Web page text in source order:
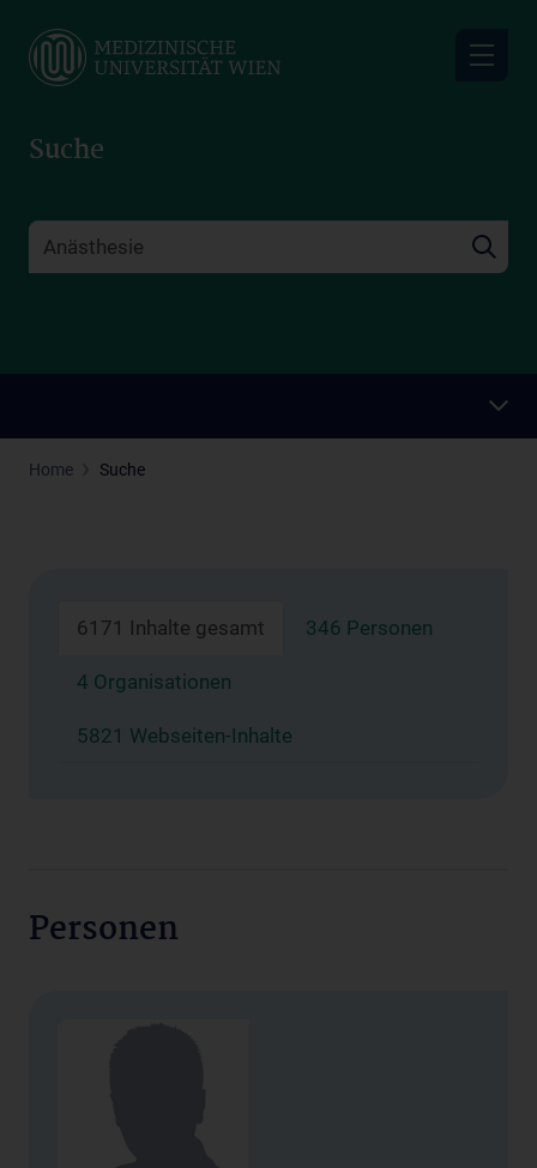
main
Suche
Home Suche
6171 Inhalte gesamt 346 Personen
4 Organisationen
5821 Webseiten-Inhalte
Personen